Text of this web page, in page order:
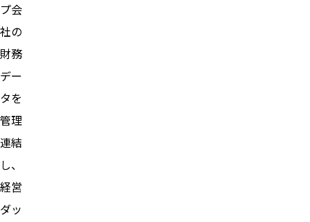
プ会
社の
財務
デー
タを
管理
連結
し、
経営
ダッ